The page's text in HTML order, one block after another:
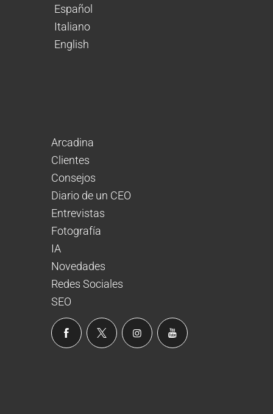
Español
Italiano
English
Arcadina
Clientes
Consejos
Diario de un CEO
Entrevistas
Fotografía
IA
Novedades
Redes Sociales
SEO